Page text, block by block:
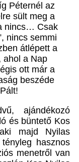
Péternél az
sült meg a
nincs… Csak
nincs semmi
átlépett a
ahol a Nap
ott már a
beszéde
ajándékozó
és büntető Kos
majd Nyilas
hasznos
menetről van